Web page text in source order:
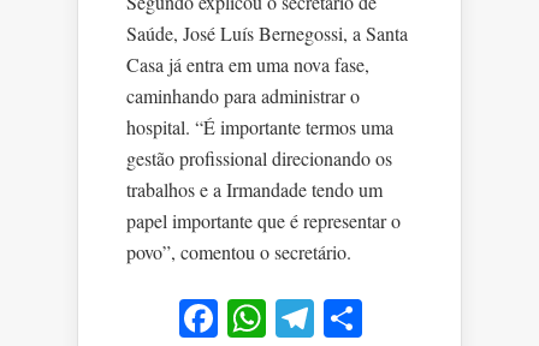
Saúde, José Luís Bernegossi, a Santa
Casa já entra em uma nova fase,
caminhando para administrar o
hospital. “É importante termos uma
gestão profissional direcionando os
trabalhos e a Irmandade tendo um
papel importante que é representar o
povo”, comentou o secretário.
Facebook
WhatsApp
Telegram